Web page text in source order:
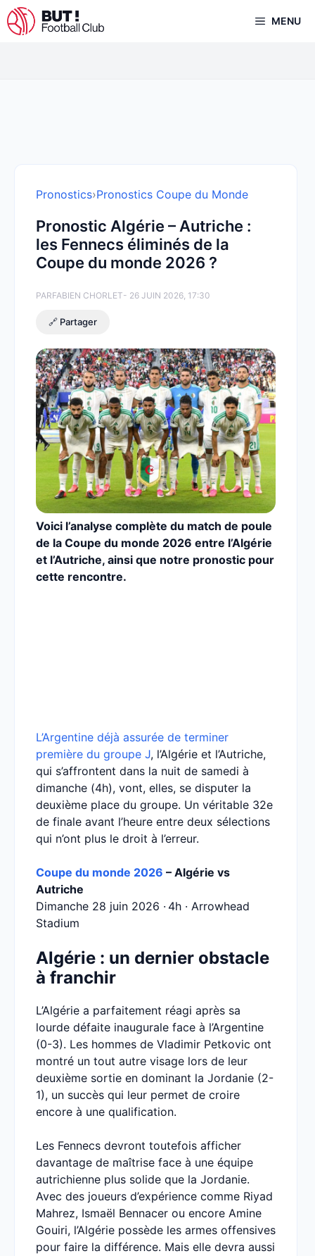
Aller
au
MENU
Pronostics›Pronostics Coupe du Monde
Pronostic Algérie – Autriche :
les Fennecs éliminés de la
Coupe du monde 2026 ?
PARFABIEN CHORLET- 26 JUIN 2026, 17:30
🔗 Partager
Voici l’analyse complète du match de poule
de la Coupe du monde 2026 entre l’Algérie
et l’Autriche, ainsi que notre pronostic pour
cette rencontre.
L’Argentine déjà assurée de terminer
première du groupe J, l’Algérie et l’Autriche,
qui s’affrontent dans la nuit de samedi à
dimanche (4h), vont, elles, se disputer la
deuxième place du groupe. Un véritable 32e
de finale avant l’heure entre deux sélections
qui n’ont plus le droit à l’erreur.
Coupe du monde 2026 – Algérie vs
Autriche
Dimanche 28 juin 2026 · 4h · Arrowhead
Stadium
Algérie : un dernier obstacle
à franchir
L’Algérie a parfaitement réagi après sa
lourde défaite inaugurale face à l’Argentine
(0-3). Les hommes de Vladimir Petkovic ont
montré un tout autre visage lors de leur
deuxième sortie en dominant la Jordanie (2-
1), un succès qui leur permet de croire
encore à une qualification.
Les Fennecs devront toutefois afficher
davantage de maîtrise face à une équipe
autrichienne plus solide que la Jordanie.
Avec des joueurs d’expérience comme Riyad
Mahrez, Ismaël Bennacer ou encore Amine
Gouiri, l’Algérie possède les armes offensives
pour faire la différence. Mais elle devra aussi